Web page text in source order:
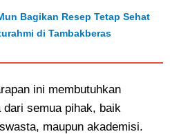
Bagikan Resep Tetap Sehat
di Tambakberas
ini membutuhkan
semua pihak, baik
maupun akademisi.